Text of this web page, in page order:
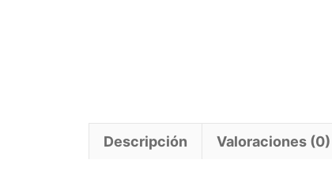
Descripción Valoraciones (0)